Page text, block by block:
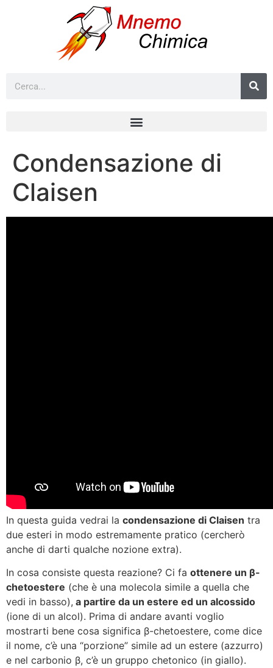
Condensazione di
Claisen
In questa guida vedrai la condensazione di Claisen tra
due esteri in modo estremamente pratico (cercherò
anche di darti qualche nozione extra).
In cosa consiste questa reazione? Ci fa ottenere un β-
chetoestere (che è una molecola simile a quella che
vedi in basso), a partire da un estere ed un alcossido
(ione di un alcol). Prima di andare avanti voglio
mostrarti bene cosa significa β-chetoestere, come dice
il nome, c’è una “porzione” simile ad un estere (azzurro)
e nel carbonio β, c’è un gruppo chetonico (in giallo).